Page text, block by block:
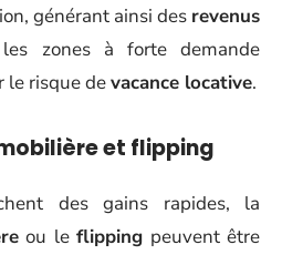
générant ainsi des revenus
zones à forte demande
le risque devacance locative.
et flipping
des gains rapides, la
ou le flipping peuvent être